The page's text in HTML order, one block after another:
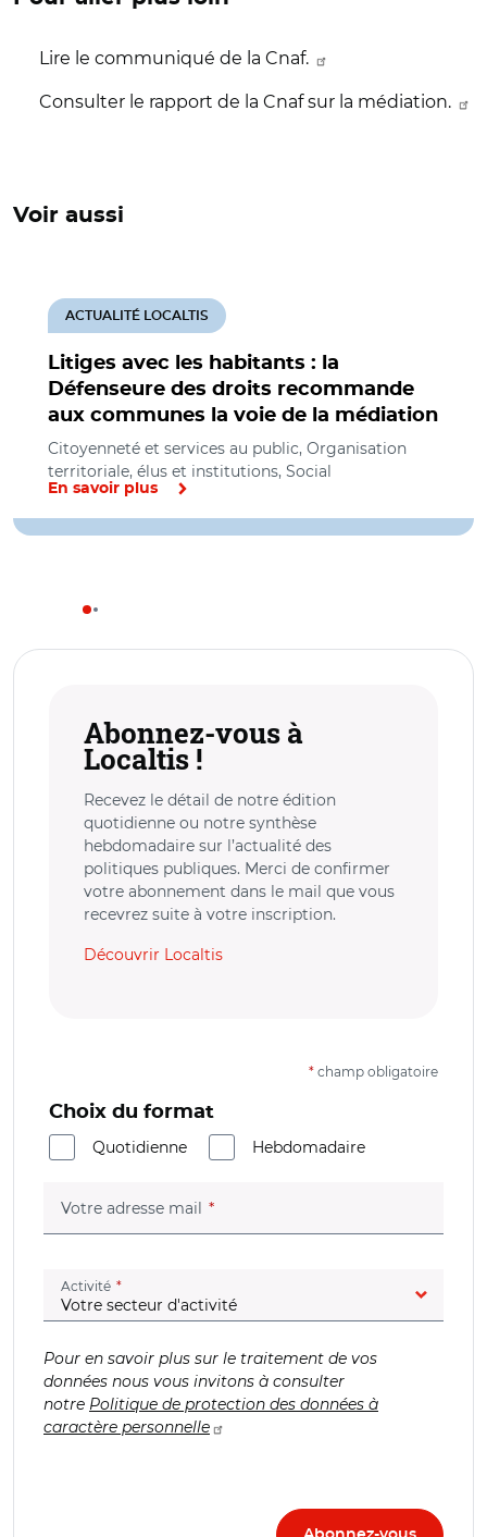
Lire le communiqué de la Cnaf.
Consulter le rapport de la Cnaf sur la médiation.
Voir aussi
Litiges avec les habitants : la
Défenseure des droits recommande
aux communes la voie de la médiation
ACTUALITÉ LOCALTIS
Citoyenneté et services au public, Organisation
territoriale, élus et institutions, Social
En savoir plus
Abonnez-vous à
Localtis !
Recevez le détail de notre édition
quotidienne ou notre synthèse
hebdomadaire sur l’actualité des
politiques publiques. Merci de confirmer
votre abonnement dans le mail que vous
recevrez suite à votre inscription.
Découvrir Localtis
* champ obligatoire
Choix du format
Quotidienne
Hebdomadaire
Votre adresse mail (champ obligatoire)
Activité (champ obligatoire)
Pour en savoir plus sur le traitement de vos
données nous vous invitons à consulter
notre Politique de protection des données à
caractère personnelle